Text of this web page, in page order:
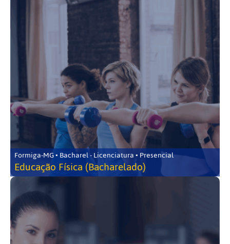
Formiga-MG • Bacharel - Licenciatura • Presencial
Educação Física (Bacharelado)